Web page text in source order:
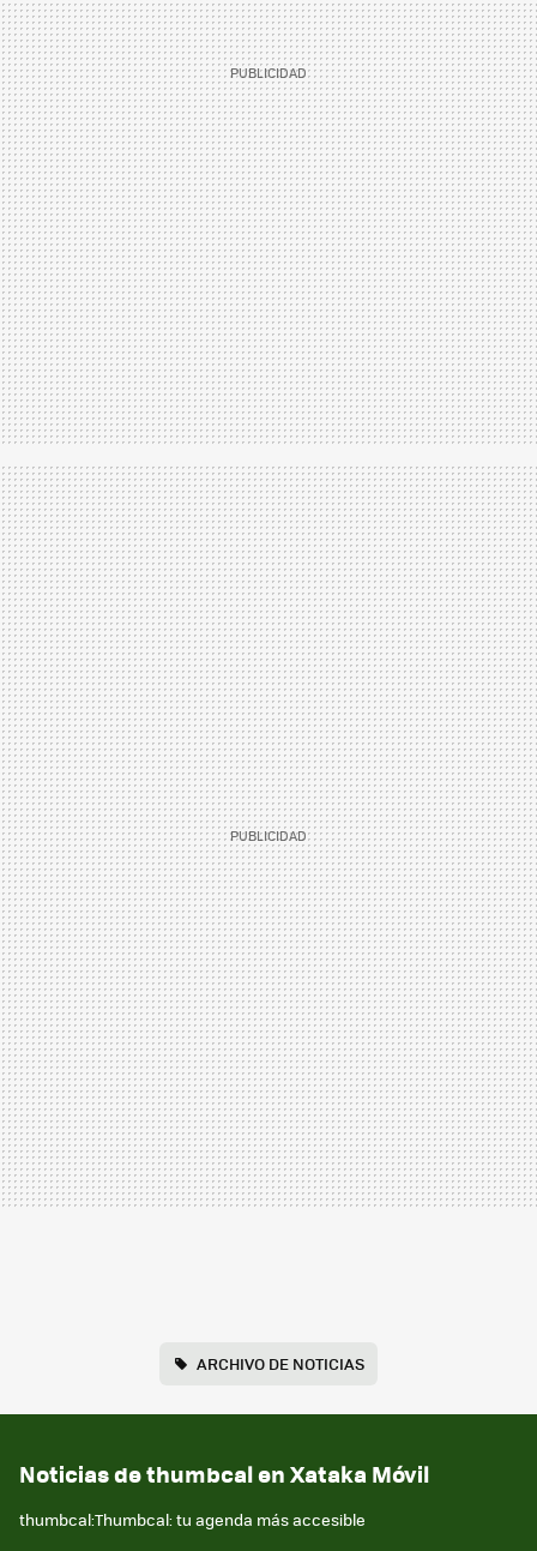
ARCHIVO DE NOTICIAS
Noticias de thumbcal en Xataka Móvil
thumbcal:Thumbcal: tu agenda más accesible